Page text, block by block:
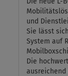
und
Sie lässt
System auf
Die